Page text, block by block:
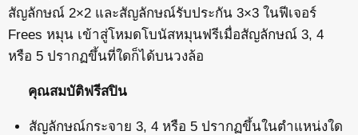
สัญลักษณ์ 2×2 และสัญลักษณ์รับประกัน 3×3 ในฟีเจอร์
Frees หมุน เข้าสู่โหมดโบนัสหมุนฟรีเมื่อสัญลักษณ์ 3, 4
หรือ 5 ปรากฏขึ้นที่ใดก็ได้บนวงล้อ
คุณสมบัติฟรีสปิน
สัญลักษณ์กระจาย 3, 4 หรือ 5 ปรากฏขึ้นในตำแหน่งใด